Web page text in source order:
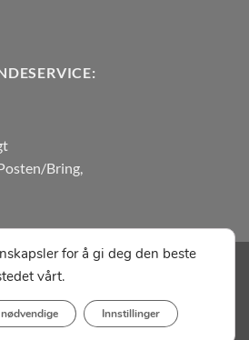
Bring,
Klarna
KONTAKT OSS SALGSBETINGELSER
for å gi deg den beste
vårt.
Innstillinger